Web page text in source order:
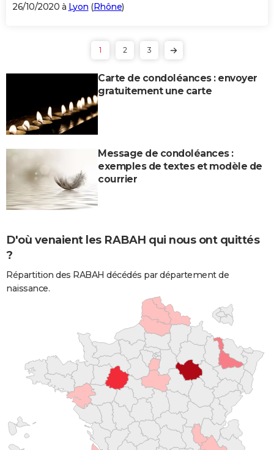
26/10/2020 à Lyon (Rhône)
1 2 3
Carte de condoléances : envoyer
gratuitement une carte
Message de condoléances :
exemples de textes et modèle de
courrier
D'où venaient les RABAH qui nous ont quittés
?
Répartition des RABAH décédés par département de
naissance.